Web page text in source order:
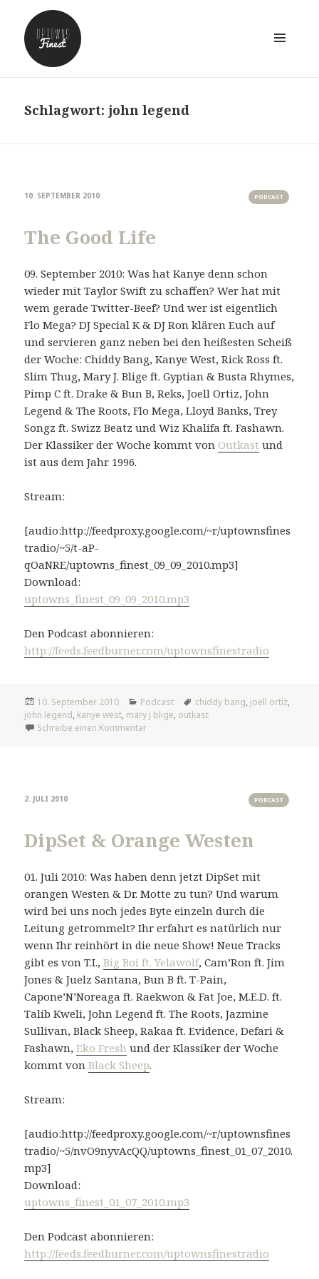
Schlagwort:john legend
10. SEPTEMBER 2010 PODCAST
The Good Life
09. September 2010: Was hat Kanye denn schon
wieder mit Taylor Swift zu schaffen? Wer hat mit
wem gerade Twitter-Beef? Und wer ist eigentlich
Flo Mega? DJ Special K & DJ Ron klären Euch auf
und servieren ganz neben bei den heißesten Scheiß
der Woche: Chiddy Bang, Kanye West, Rick Ross ft.
Slim Thug, Mary J. Blige ft. Gyptian & Busta Rhymes,
Pimp C ft. Drake & Bun B, Reks, Joell Ortiz, John
Legend & The Roots, Flo Mega, Lloyd Banks, Trey
Songz ft. Swizz Beatz und Wiz Khalifa ft. Fashawn.
Der Klassiker der Woche kommt von Outkast und
ist aus dem Jahr 1996.
Stream:
[audio:http://feedproxy.google.com/~r/uptownsfines
tradio/~5/t-aP-
qOaNRE/uptowns_finest_09_09_2010.mp3]
Download:
uptowns_finest_09_09_2010.mp3
Den Podcast abonnieren:
http://feeds.feedburner.com/uptownsfinestradio
Veröffentlicht
am
10. September 2010 Kategorien
Podcast Tags
chiddy bang, joell ortiz,
john legend, kanye west, mary j blige, outkast
Schreibe einen Kommentarzu The Good Life
2. JULI 2010 PODCAST
DipSet & Orange Westen
01. Juli 2010: Was haben denn jetzt DipSet mit
orangen Westen & Dr. Motte zu tun? Und warum
wird bei uns noch jedes Byte einzeln durch die
Leitung getrommelt? Ihr erfahrt es natürlich nur
wenn Ihr reinhört in die neue Show! Neue Tracks
gibt es von T.I.,Big Boi ft. Yelawolf, Cam’Ron ft. Jim
Jones & Juelz Santana, Bun B ft. T-Pain,
Capone’N’Noreaga ft. Raekwon & Fat Joe, M.E.D. ft.
Talib Kweli, John Legend ft. The Roots, Jazmine
Sullivan, Black Sheep, Rakaa ft. Evidence, Defari &
Fashawn,Eko Fresh und der Klassiker der Woche
kommt vonBlack Sheep.
Stream:
[audio:http://feedproxy.google.com/~r/uptownsfines
tradio/~5/nvO9nyvAcQQ/uptowns_finest_01_07_2010.
mp3]
Download:
uptowns_finest_01_07_2010.mp3
Den Podcast abonnieren:
http://feeds.feedburner.com/uptownsfinestradio